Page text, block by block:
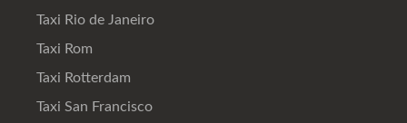
Taxi Rio de Janeiro
Taxi Rom
Taxi Rotterdam
Taxi San Francisco